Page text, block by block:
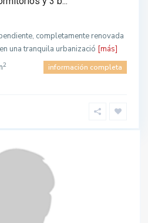
completamente renovada
una tranquila urbanizació [más]
2 información completa